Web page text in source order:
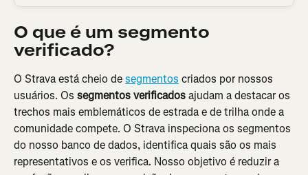
O que é um segmento
verificado?
O Strava está cheio de segmentos criados por nossos
usuários. Os segmentos verificados ajudam a destacar os
trechos mais emblemáticos de estrada e de trilha onde a
comunidade compete. O Strava inspeciona os segmentos
do nosso banco de dados, identifica quais são os mais
representativos e os verifica. Nosso objetivo é reduzir a